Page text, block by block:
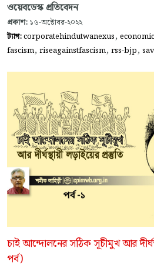
ওয়েবডেস্ক প্রতিবেদন
প্রকাশ: ১৬-অক্টোবর-২০২২
ট্যাগ:corporatehindutwanexus,
fascism, riseagainstfascism, rss-bjp,
চাই আন্দোলনের সঠিক সূচীমুখ আর
পর্ব)